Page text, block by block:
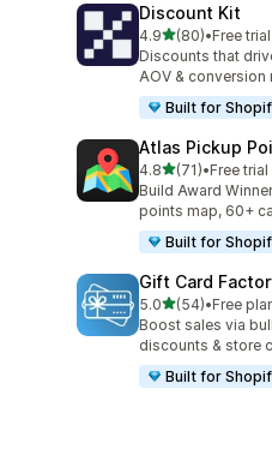
Discount Kit
4.95つ星中
(80)
合計レビュー数：
•Free
Discounts that
AOV & conversion
Built for
Atlas Pickup
4.85つ星中
(71)
合計レビュー数：
•Free
Build Award
points map, 60+
Built for
Gift Card
5.05つ星中
(54)
合計レビュー数：
•Free
Boost sales via
discounts & store
Built for